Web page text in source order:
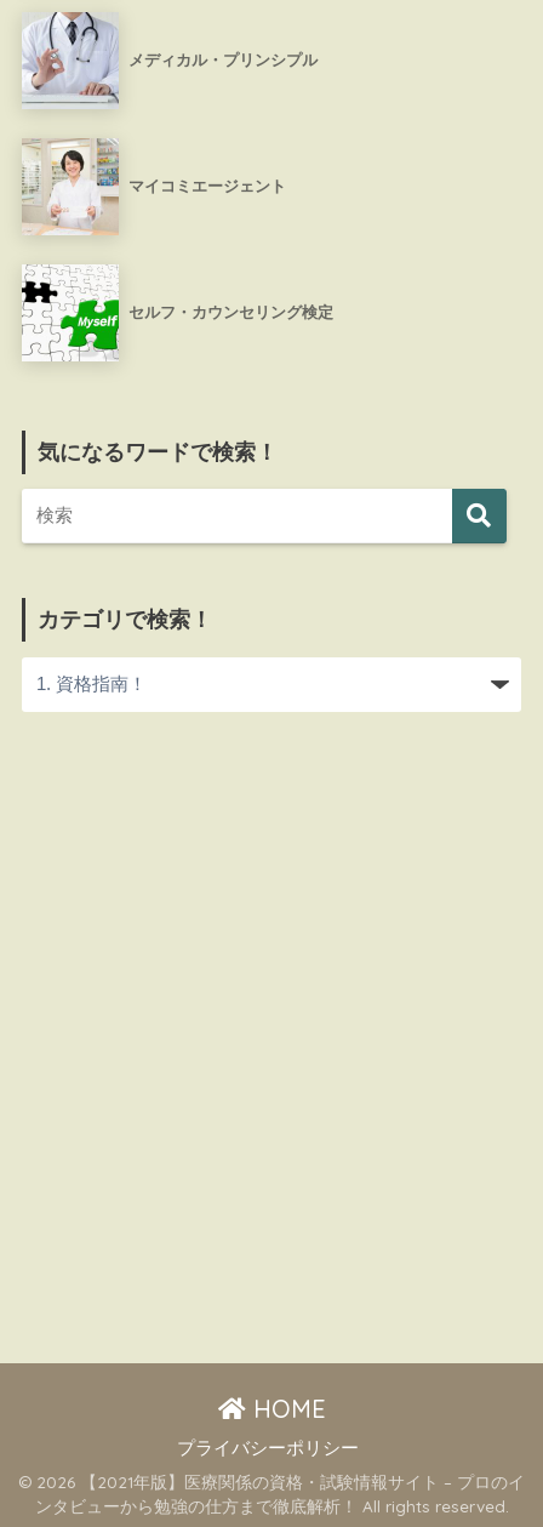
メディカル・プリンシプル
マイコミエージェント
セルフ・カウンセリング検定
気になるワードで検索！
カテゴリで検索！
HOME
プライバシーポリシー
© 2026 【2021年版】医療関係の資格・試験情報サイト – プロのイ
ンタビューから勉強の仕方まで徹底解析！ All rights reserved.